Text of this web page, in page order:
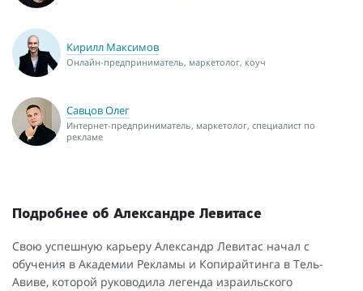
Кирилл Максимов
Онлайн-предприниматель, маркетолог, коуч
Савцов Олег
Интернет-предприниматель, маркетолог, специалист по
рекламе
Подробнее об Александре Левитасе
Свою успешную карьеру Александр Левитас начал с
обучения в Академии Рекламы и Копирайтинга в Тель-
Авиве, которой руководила легенда израильского